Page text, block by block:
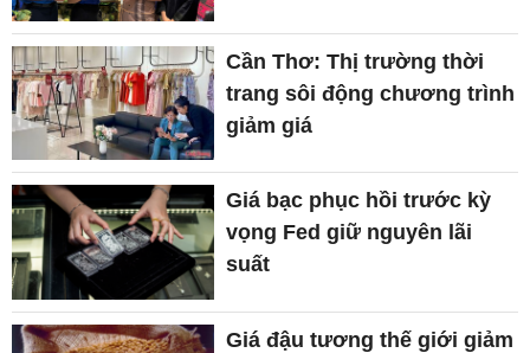
Cần Thơ: Thị trường thời
trang sôi động chương trình
giảm giá
Giá bạc phục hồi trước kỳ
vọng Fed giữ nguyên lãi
suất
Giá đậu tương thế giới giảm